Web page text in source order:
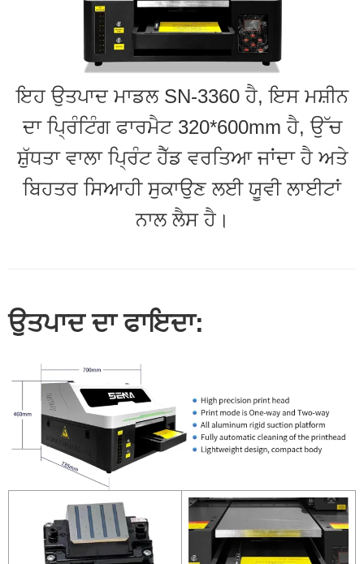
ਇਹ ਉਤਪਾਦ ਮਾਡਲ SN-3360 ਹੈ, ਇਸ ਮਸ਼ੀਨ
ਦਾ ਪ੍ਰਿੰਟਿੰਗ ਫਾਰਮੈਟ 320*600mm ਹੈ, ਉੱਚ
ਸ਼ੁੱਧਤਾ ਵਾਲਾ ਪ੍ਰਿੰਟ ਹੈੱਡ ਵਰਤਿਆ ਜਾਂਦਾ ਹੈ ਅਤੇ
ਬਿਹਤਰ ਸਿਆਹੀ ਸੁਕਾਉਣ ਲਈ ਯੂਵੀ ਲਾਈਟਾਂ
ਨਾਲ ਲੈਸ ਹੈ।
ਉਤਪਾਦ ਦਾ ਫਾਇਦਾ: